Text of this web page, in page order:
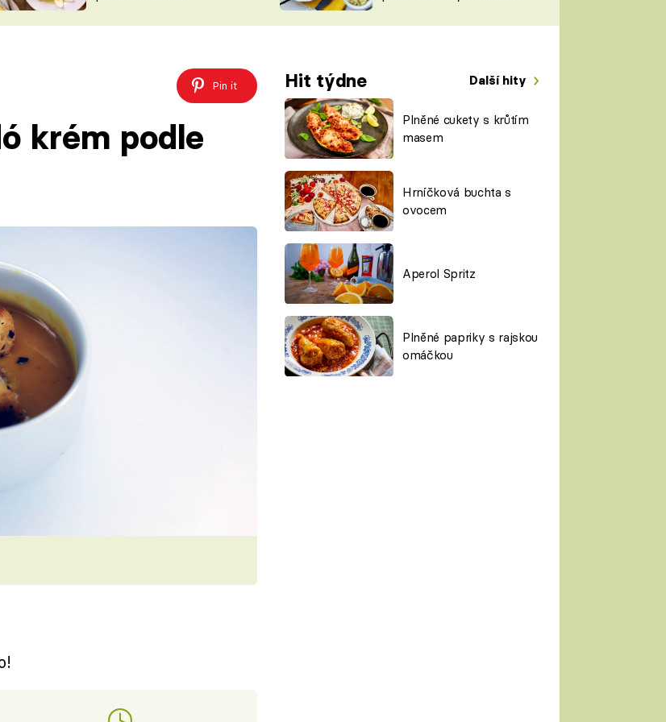
VYCHYTÁVKY
ŠÉFREDAKTORKY
ČASOPIS
Pin it Hit týdne Další hity
Plněné cukety s krůtím
masem
Hrníčková buchta s
ovocem
Aperol Spritz
Plněné papriky s rajskou
omáčkou
krém podle